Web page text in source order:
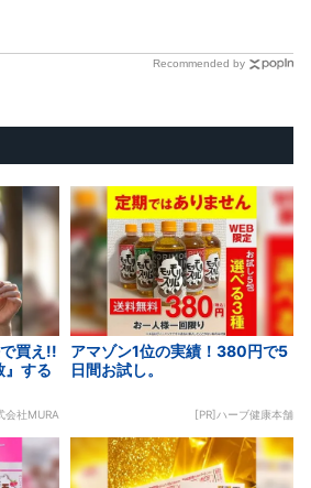
Recommended by
買え!!
』する
会社MURA
アマゾン1位の実績！380円で5
日間お試し。
[PR]ハーブ健康本舗